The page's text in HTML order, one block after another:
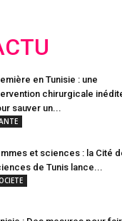
en Tunisie : une
chirurgicale
sauver un...
et sciences : la Cité
de Tunis lance...